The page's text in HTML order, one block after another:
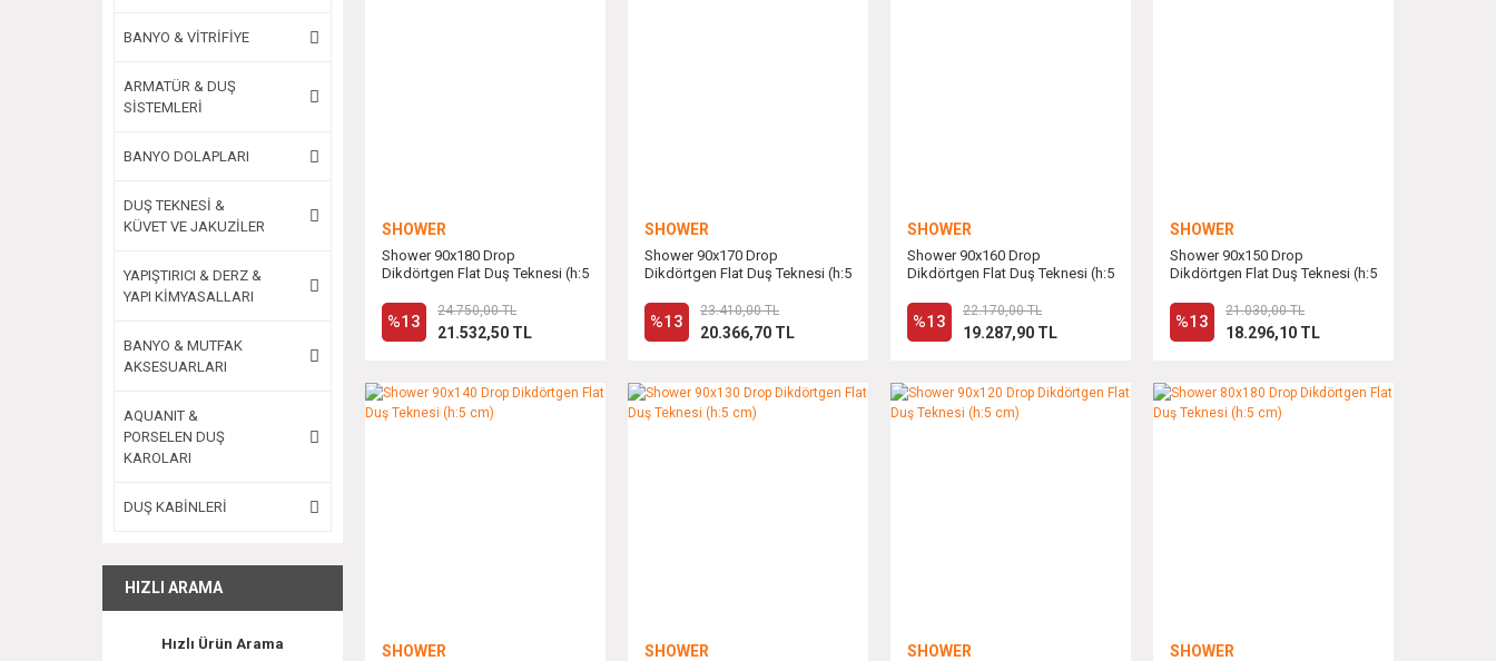
BANYO & VİTRİFİYE
ARMATÜR & DUŞ
SİSTEMLERİ
BANYO DOLAPLARI
DUŞ TEKNESİ &
KÜVET VE JAKUZİLER
YAPIŞTIRICI & DERZ &
YAPI KİMYASALLARI
BANYO & MUTFAK
AKSESUARLARI
AQUANIT &
PORSELEN DUŞ
KAROLARI
DUŞ KABİNLERİ
HIZLI ARAMA
Hızlı Ürün Arama
SHOWER
Shower 90x180 Drop
Dikdörtgen Flat Duş Teknesi (h:5
%13
21.532,50 TL
24.750,00 TL
SHOWER
Shower 90x170 Drop
Dikdörtgen Flat Duş Teknesi (h:5
%13
20.366,70 TL
23.410,00 TL
SHOWER
Shower 90x160 Drop
Dikdörtgen Flat Duş Teknesi (h:5
%13
19.287,90 TL
22.170,00 TL
SHOWER
Shower 90x150 Drop
Dikdörtgen Flat Duş Teknesi (h:5
%13
18.296,10 TL
21.030,00 TL
SHOWER SHOWER SHOWER SHOWER